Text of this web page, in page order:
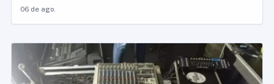
06 de ago.